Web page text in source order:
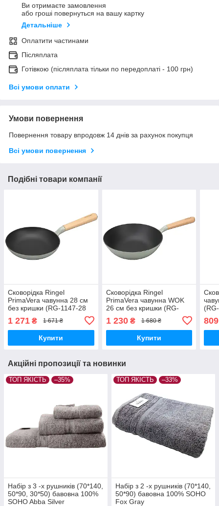
Ви отримаєте замовлення
або гроші повернуться на вашу картку
Детальніше
Оплатити частинами
Післяплата
Готівкою (післяплата тільки по передоплаті - 100 грн)
Всі умови оплати
Умови повернення
Повернення товару впродовж 14 днів за рахунок покупця
Всі умови повернення
Подібні товари компанії
Сковорідка Ringel
PrimaVera чавунна 28 см
без кришки (RG-1147-28
1 271 ₴ 1 671 ₴
Купити
Сковорідка Ringel
PrimaVera чавунна WOK
26 см без кришки (RG-
1 230₴ 1 680 ₴
Купити
809
Акційні пропозиції та новинки
ТОП ЯКІСТЬ –35%
Набір з 3 -х рушників (70*140,
50*90, 30*50) бавовна 100%
SOHO Abba Silver
ТОП ЯКІСТЬ –33%
Набір з 2 -х рушників (70*140,
50*90) бавовна 100% SOHO
Fox Gray